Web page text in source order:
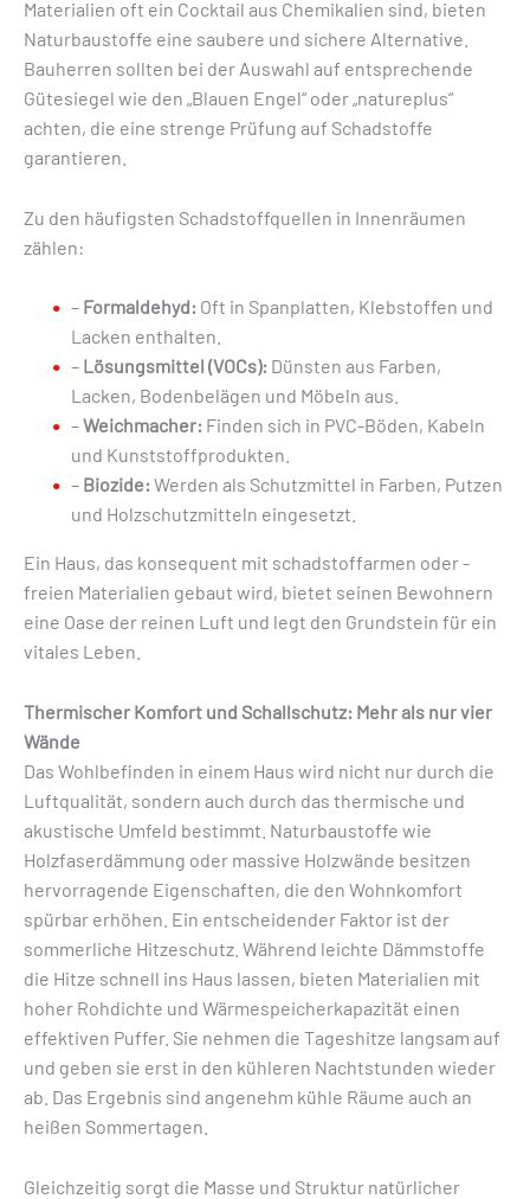
Materialien oft ein Cocktail aus Chemikalien sind, bieten
Naturbaustoffe eine saubere und sichere Alternative.
Bauherren sollten bei der Auswahl auf entsprechende
Gütesiegel wie den „Blauen Engel“ oder „natureplus“
achten, die eine strenge Prüfung auf Schadstoffe
garantieren.
Zu den häufigsten Schadstoffquellen in Innenräumen
zählen:
– Formaldehyd: Oft in Spanplatten, Klebstoffen und
Lacken enthalten.
– Lösungsmittel (VOCs): Dünsten aus Farben,
Lacken, Bodenbelägen und Möbeln aus.
–Weichmacher: Finden sich in PVC-Böden, Kabeln
und Kunststoffprodukten.
– Biozide: Werden als Schutzmittel in Farben, Putzen
und Holzschutzmitteln eingesetzt.
Ein Haus, das konsequent mit schadstoffarmen oder -
freien Materialien gebaut wird, bietet seinen Bewohnern
eine Oase der reinen Luft und legt den Grundstein für ein
vitales Leben.
Thermischer Komfort und Schallschutz: Mehr als nur vier
Wände
Das Wohlbefinden in einem Haus wird nicht nur durch die
Luftqualität, sondern auch durch das thermische und
akustische Umfeld bestimmt. Naturbaustoffe wie
Holzfaserdämmung oder massive Holzwände besitzen
hervorragende Eigenschaften, die den Wohnkomfort
spürbar erhöhen. Ein entscheidender Faktor ist der
sommerliche Hitzeschutz. Während leichte Dämmstoffe
die Hitze schnell ins Haus lassen, bieten Materialien mit
hoher Rohdichte und Wärmespeicherkapazität einen
effektiven Puffer. Sie nehmen die Tageshitze langsam auf
und geben sie erst in den kühleren Nachtstunden wieder
ab. Das Ergebnis sind angenehm kühle Räume auch an
heißen Sommertagen.
Gleichzeitig sorgt die Masse und Struktur natürlicher